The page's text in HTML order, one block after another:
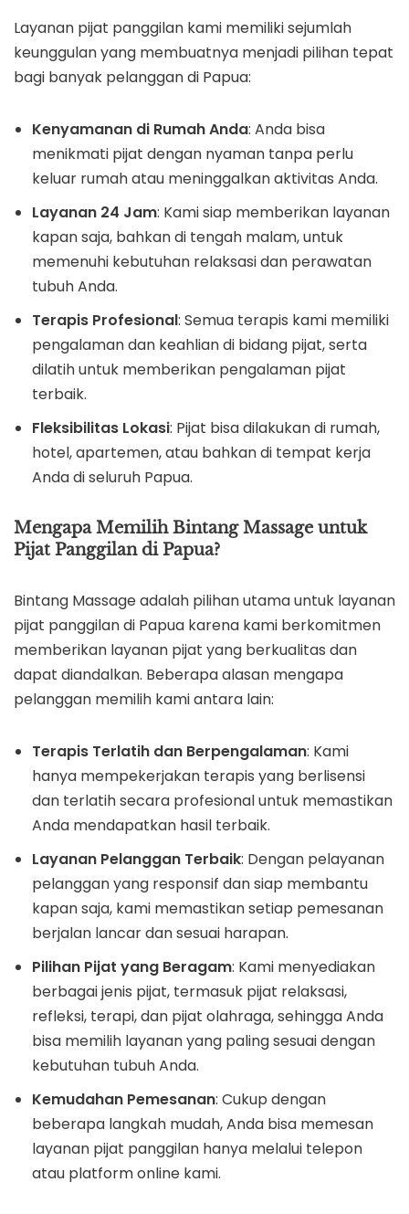
Layanan pijat panggilan kami memiliki sejumlah
keunggulan yang membuatnya menjadi pilihan tepat
bagi banyak pelanggan di Papua:
Kenyamanan di Rumah Anda: Anda bisa
menikmati pijat dengan nyaman tanpa perlu
keluar rumah atau meninggalkan aktivitas Anda.
Layanan 24 Jam: Kami siap memberikan layanan
kapan saja, bahkan di tengah malam, untuk
memenuhi kebutuhan relaksasi dan perawatan
tubuh Anda.
Terapis Profesional: Semua terapis kami memiliki
pengalaman dan keahlian di bidang pijat, serta
dilatih untuk memberikan pengalaman pijat
terbaik.
Fleksibilitas Lokasi: Pijat bisa dilakukan di rumah,
hotel, apartemen, atau bahkan di tempat kerja
Anda di seluruh Papua.
Mengapa Memilih Bintang Massage untuk
Pijat Panggilan di Papua?
Bintang Massage adalah pilihan utama untuk layanan
pijat panggilan di Papua karena kami berkomitmen
memberikan layanan pijat yang berkualitas dan
dapat diandalkan. Beberapa alasan mengapa
pelanggan memilih kami antara lain:
Terapis Terlatih dan Berpengalaman: Kami
hanya mempekerjakan terapis yang berlisensi
dan terlatih secara profesional untuk memastikan
Anda mendapatkan hasil terbaik.
Layanan Pelanggan Terbaik: Dengan pelayanan
pelanggan yang responsif dan siap membantu
kapan saja, kami memastikan setiap pemesanan
berjalan lancar dan sesuai harapan.
Pilihan Pijat yang Beragam: Kami menyediakan
berbagai jenis pijat, termasuk pijat relaksasi,
refleksi, terapi, dan pijat olahraga, sehingga Anda
bisa memilih layanan yang paling sesuai dengan
kebutuhan tubuh Anda.
Kemudahan Pemesanan: Cukup dengan
beberapa langkah mudah, Anda bisa memesan
layanan pijat panggilan hanya melalui telepon
atau platform online kami.